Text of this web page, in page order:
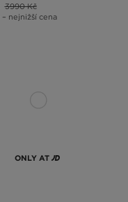
3990 Kč
– nejnižší cena
ONLY AT